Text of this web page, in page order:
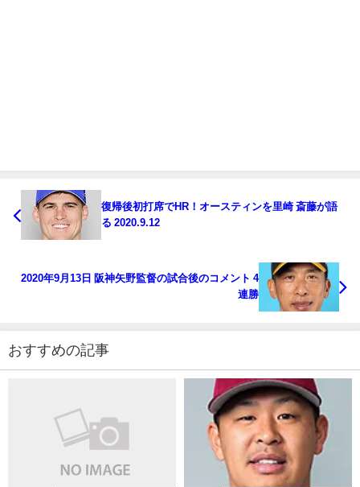
復帰後初打席でHR！オースティンを里崎 斎藤が語
る 2020.9.12
2020年9月13日 阪神矢野監督の試合後のコメント 4
連勝
おすすめの記事